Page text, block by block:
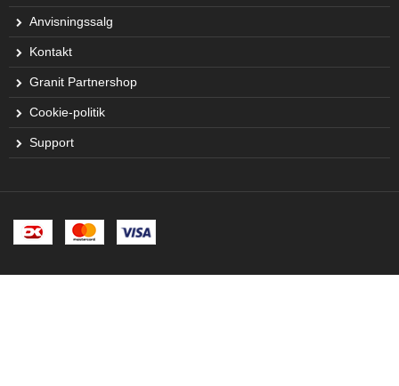
Anvisningssalg
Kontakt
Granit Partnershop
Cookie-politik
Support